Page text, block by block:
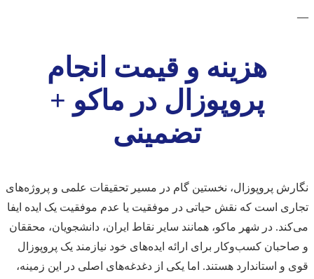
—
هزینه و قیمت انجام
پروپوزال در ماکو +
تضمینی
نگارش پروپوزال، نخستین گام در مسیر تحقیقات علمی و پروژه‌های
تجاری است که نقش حیاتی در موفقیت یا عدم موفقیت یک ایده ایفا
می‌کند. در شهر ماکو، همانند سایر نقاط ایران، دانشجویان، محققان
و صاحبان کسب‌وکار برای ارائه ایده‌های خود نیازمند یک پروپوزال
قوی و استاندارد هستند. اما یکی از دغدغه‌های اصلی در این زمینه،